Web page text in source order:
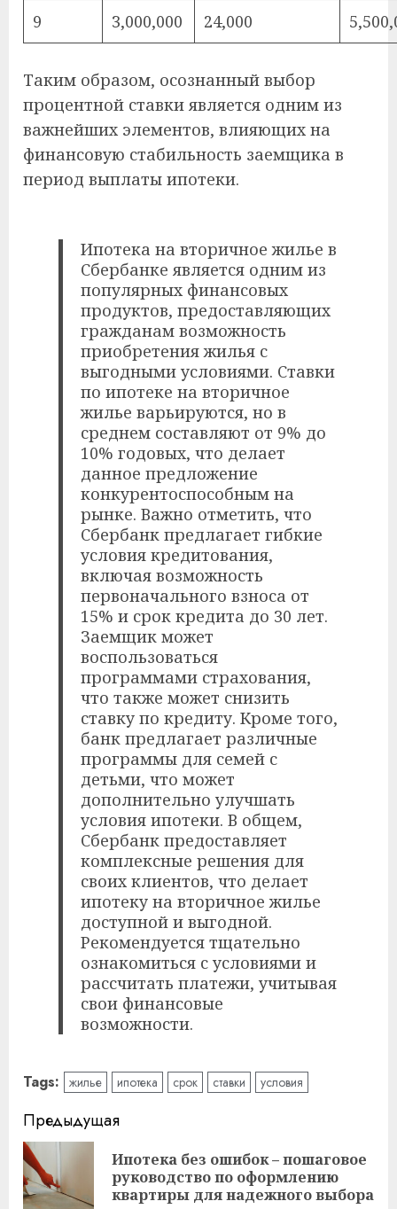
9 3,000,000 24,000
Таким образом, осознанный выбор
процентной ставки является одним из
важнейших элементов, влияющих на
финансовую стабильность заемщика в
период выплаты ипотеки.
Ипотека на вторичное жилье в
Сбербанке является одним из
популярных финансовых
продуктов, предоставляющих
гражданам возможность
приобретения жилья с
выгодными условиями. Ставки
по ипотеке на вторичное
жилье варьируются, но в
среднем составляют от 9% до
10% годовых, что делает
данное предложение
конкурентоспособным на
рынке. Важно отметить, что
Сбербанк предлагает гибкие
условия кредитования,
включая возможность
первоначального взноса от
15% и срок кредита до 30 лет.
Заемщик может
воспользоваться
программами страхования,
что также может снизить
ставку по кредиту. Кроме того,
банк предлагает различные
программы для семей с
детьми, что может
дополнительно улучшать
условия ипотеки. В общем,
Сбербанк предоставляет
комплексные решения для
своих клиентов, что делает
ипотеку на вторичное жилье
доступной и выгодной.
Рекомендуется тщательно
ознакомиться с условиями и
рассчитать платежи, учитывая
свои финансовые
возможности.
Tags: жилье ипотека срок ставки условия
Читать
далее
Предыдущая
Ипотека без ошибок – пошаговое
руководство по оформлению
квартиры для надежного выбора